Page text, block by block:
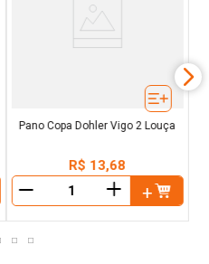
Pano Copa Dohler Vigo 2 Louça
R$ 13,68
＋